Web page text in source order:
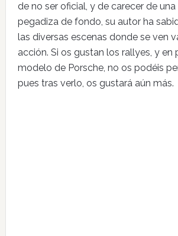
de no ser oficial, y de carecer de
pegadiza de fondo, su autor ha
las diversas escenas donde se ven
acción. Si os gustan los rallyes, y en
modelo de Porsche, no os podéis
pues tras verlo, os gustará aún más.